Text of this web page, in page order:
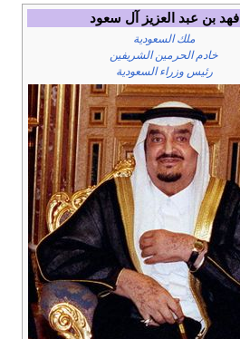
فهد بن عبد العزيز آل سعود
ملك السعودية
خادم الحرمين الشريفين
رئيس وزراء السعودية